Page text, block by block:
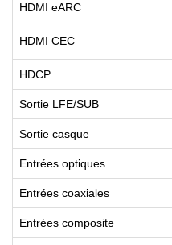
HDMI eARC
HDMI CEC
HDCP
Sortie LFE/SUB
Sortie casque
Entrées optiques
Entrées coaxiales
Entrées composite